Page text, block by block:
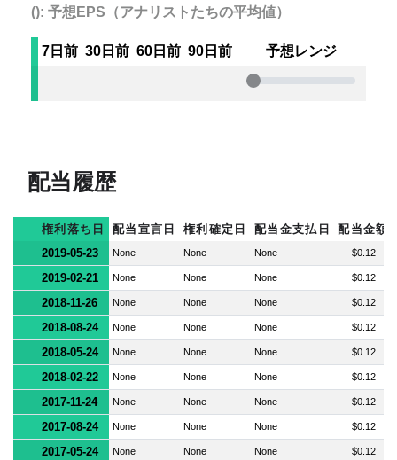
(): 予想EPS（アナリストたちの平均値）
7日前 30日前 60日前 90日前 予想レンジ
配当履歴
権利落ち日 配当宣言日 権利確定日 配当金支払日
配当金額
2019-05-23
None None None $0.12
2019-02-21 None None None $0.12
2018-11-26 None None None $0.12
2018-08-24 None None None $0.12
2018-05-24 None None None $0.12
2018-02-22 None None None $0.12
2017-11-24 None None None $0.12
2017-08-24 None None None $0.12
2017-05-24 None None None $0.12